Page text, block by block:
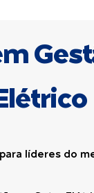
líderes do